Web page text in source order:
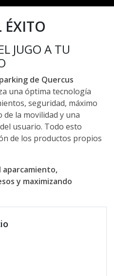
ÉXITO
JUGO A TU
de Quercus
una óptima tecnología
seguridad, máximo
la movilidad y una
usuario. Todo esto
de los productos propios
aparcamiento,
y maximizando